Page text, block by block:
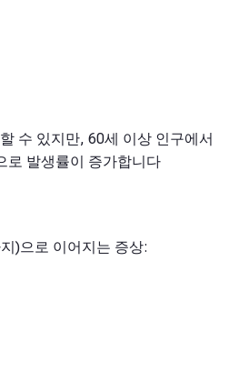
수 있지만, 60세 이상 인구에서
로 발생률이 증가합니다
)으로 이어지는 증상: